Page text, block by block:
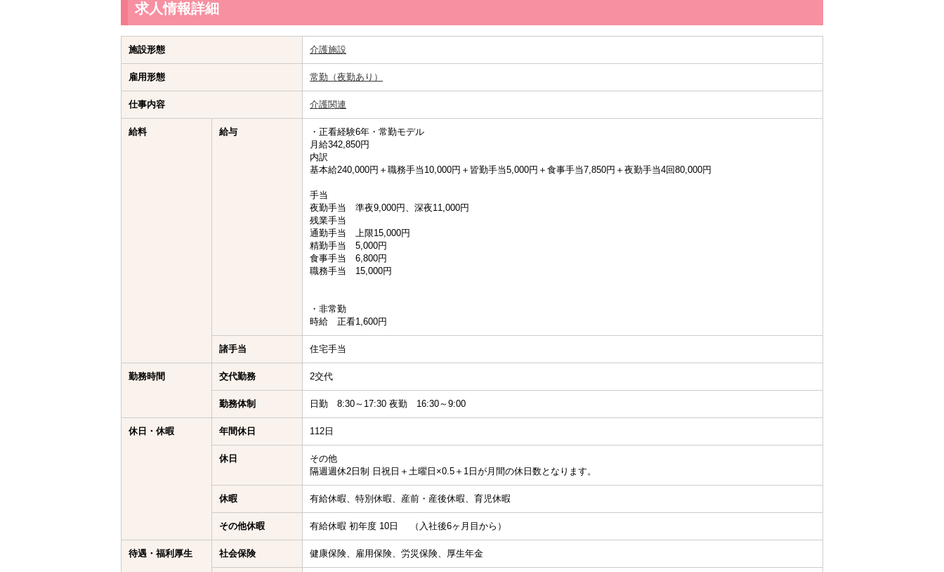
求人情報詳細
施設形態 介護施設
雇用形態 常勤（夜勤あり）
仕事内容 介護関連
給料 給与
・正看経験6年・常勤モデル
月給342,850円
内訳
基本給240,000円＋職務手当10,000円＋皆勤手当5,000円＋食事手当7,850円＋夜勤手当4回80,000円
手当
夜勤手当 準夜9,000円、深夜11,000円
残業手当
通勤手当 上限15,000円
精勤手当 5,000円
食事手当 6,800円
職務手当 15,000円
・非常勤
時給 正看1,600円
諸手当 住宅手当
勤務時間 交代勤務 2交代
勤務体制 日勤 8:30～17:30 夜勤 16:30～9:00
休日・休暇 年間休日 112日
休日
その他
隔週週休2日制 日祝日＋土曜日×0.5＋1日が月間の休日数となります。
休暇 有給休暇、特別休暇、産前・産後休暇、育児休暇
その他休暇 有給休暇 初年度 10日 （入社後6ヶ月目から）
待遇・福利厚生 社会保険 健康保険、雇用保険、労災保険、厚生年金